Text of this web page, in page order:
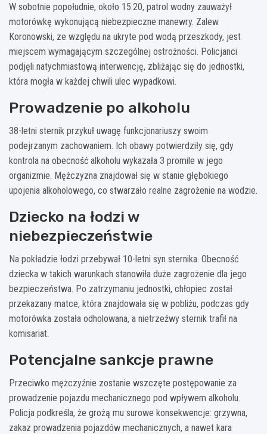
W sobotnie popołudnie, około 15:20, patrol wodny zauważył
motorówkę wykonującą niebezpieczne manewry. Zalew
Koronowski, ze względu na ukryte pod wodą przeszkody, jest
miejscem wymagającym szczególnej ostrożności. Policjanci
podjęli natychmiastową interwencję, zbliżając się do jednostki,
która mogła w każdej chwili ulec wypadkowi.
Prowadzenie po alkoholu
38-letni sternik przykuł uwagę funkcjonariuszy swoim
podejrzanym zachowaniem. Ich obawy potwierdziły się, gdy
kontrola na obecność alkoholu wykazała 3 promile w jego
organizmie. Mężczyzna znajdował się w stanie głębokiego
upojenia alkoholowego, co stwarzało realne zagrożenie na wodzie.
Dziecko na łodzi w
niebezpieczeństwie
Na pokładzie łodzi przebywał 10-letni syn sternika. Obecność
dziecka w takich warunkach stanowiła duże zagrożenie dla jego
bezpieczeństwa. Po zatrzymaniu jednostki, chłopiec został
przekazany matce, która znajdowała się w pobliżu, podczas gdy
motorówka została odholowana, a nietrzeźwy sternik trafił na
komisariat.
Potencjalne sankcje prawne
Przeciwko mężczyźnie zostanie wszczęte postępowanie za
prowadzenie pojazdu mechanicznego pod wpływem alkoholu.
Policja podkreśla, że grożą mu surowe konsekwencje: grzywna,
zakaz prowadzenia pojazdów mechanicznych, a nawet kara